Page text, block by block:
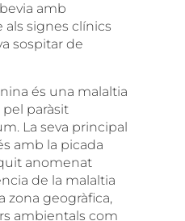
amb
als signes clínics
sospitar de
és una malaltia
paràsit
La seva principal
amb la picada
anomenat
de la malaltia
zona geogràfica,
ambientals com